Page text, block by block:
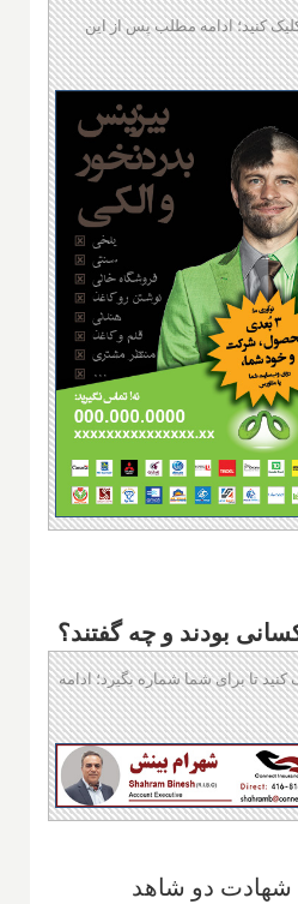
کنید؛ ادامه مطلب پس از این
بودند و چه گفتند؟
تا برای شما شماره بگیرد؛ ادامه
شهادت دو شاهد